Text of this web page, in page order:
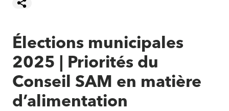
Élections municipales
2025 | Priorités du
Conseil SAM en matière
d’alimentation